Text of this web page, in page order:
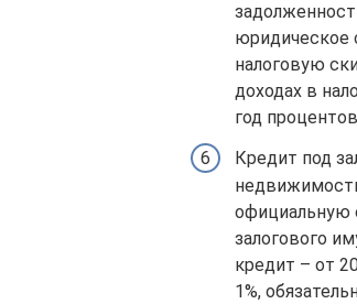
юридическое
налоговую
доходах в
год
Кредит под
официальную
залогового
кредит – от
1%,